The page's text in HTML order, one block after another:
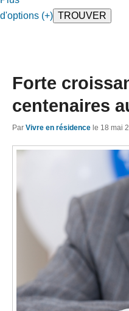
d'options (+)
Forte
centenaires
Par Vivre en résidence le 18 mai